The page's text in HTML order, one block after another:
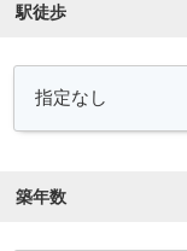
駅徒歩
築年数